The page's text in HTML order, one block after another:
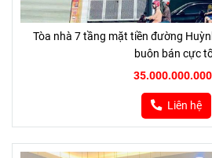
Tòa nhà 7 tầng mặt tiền đường
buôn bán cực
Liên hệ